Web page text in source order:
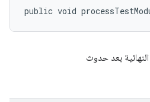
public void
بعد حدوث